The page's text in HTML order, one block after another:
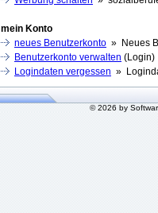
mein Konto
neues Benutzerkonto » Neues
Benutzerkonto verwalten (Login)
Logindaten vergessen »
© 2026 by